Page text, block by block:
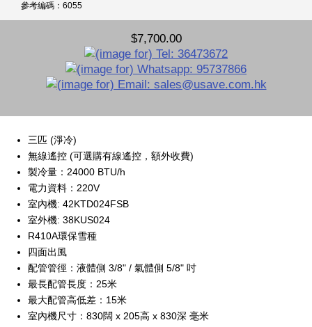
參考編碼：6055
$7,700.00
三匹 (淨冷)
無線遙控 (可選購有線遙控，額外收費)
製冷量：24000 BTU/h
電力資料：220V
室內機: 42KTD024FSB
室外機: 38KUS024
R410A環保雪種
四面出風
配管管徑：液體側 3/8" / 氣體側 5/8" 吋
最長配管長度：25米
最大配管高低差：15米
室內機尺寸：830闊 x 205高 x 830深 毫米